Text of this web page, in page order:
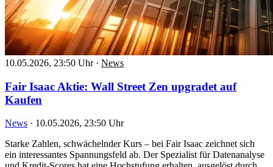
10.05.2026, 23:50 Uhr · News
Fair Isaac Aktie: Wall Street Zen upgradet auf
Kaufen
News · 10.05.2026, 23:50 Uhr
Starke Zahlen, schwächelnder Kurs – bei Fair Isaac zeichnet sich
ein interessantes Spannungsfeld ab. Der Spezialist für Datenanalyse